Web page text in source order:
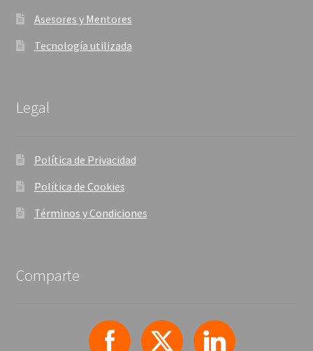
Asesores y Mentores
Tecnología utilizada
Legal
Política de Privacidad
Política de Cookies
Términos y Condiciones
Comparte